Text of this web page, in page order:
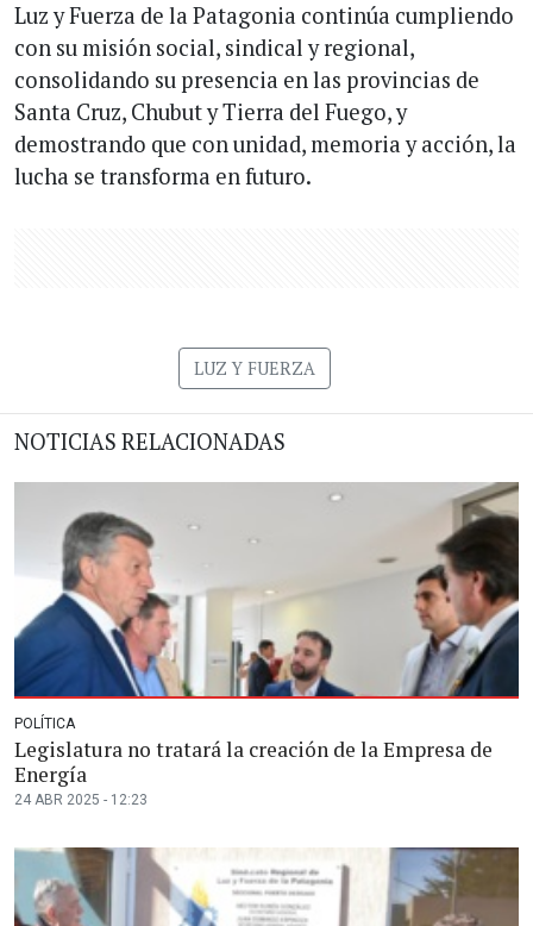
Luz y Fuerza de la Patagonia continúa cumpliendo
con su misión social, sindical y regional,
consolidando su presencia en las provincias de
Santa Cruz, Chubut y Tierra del Fuego, y
demostrando que con unidad, memoria y acción, la
lucha se transforma en futuro.
LUZ Y FUERZA
NOTICIAS RELACIONADAS
POLÍTICA
Legislatura no tratará la creación de la Empresa de
Energía
24 ABR 2025 - 12:23